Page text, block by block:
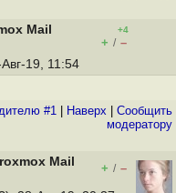
Mail
+4
+ / –
19, 11:54
#1 Наверх
Cообщить
модератору
Mail
+ / –